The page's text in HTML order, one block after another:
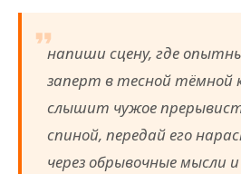
напиши сцену, где
заперт в тесной тёмной
слышит чужое
спиной, передай его
через обрывочные мысли